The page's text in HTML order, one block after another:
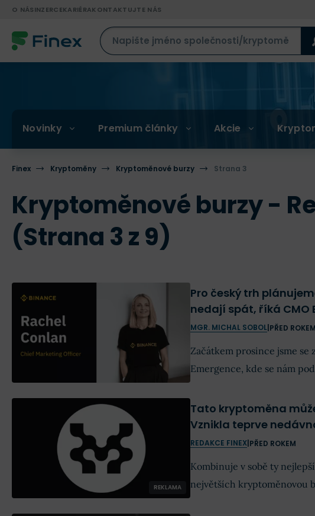
O NÁSINZERCEKARIÉRAKONTAKTUJTE NÁS
Novinky Premium články Akcie
Finex Kryptoměny Kryptoměnové burzy Strana 3
Kryptoměnové burzy -
(Strana 3 z 9)
Pro český trh
nedají spát, říká CMO
MGR. MICHAL SOBOL| PŘED ROKEM
Začátkem prosince jsme
Emergence, kde se nám
REKLAMA
Tato kryptoměna
Vznikla teprve
REDAKCE FINEX| PŘED ROKEM
Kombinuje v sobě ty
největších kryptoměnovou